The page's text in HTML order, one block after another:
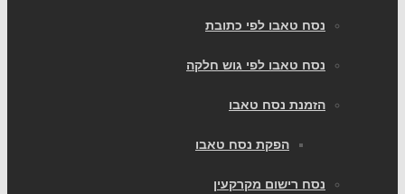
נסח טאבו לפי כתובת
נסח טאבו לפי גוש חלקה
הזמנת נסח טאבו
הפקת נסח טאבו
נסח רישום מקרקעין